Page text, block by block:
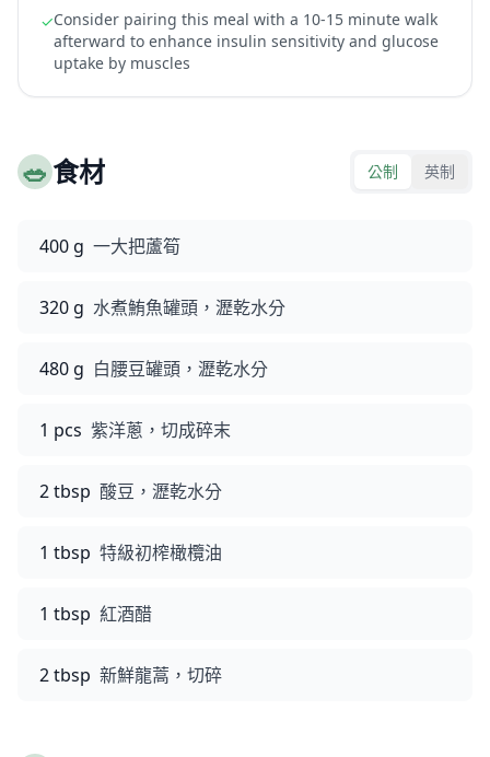
✓Consider pairing this meal with a 10-15 minute walk
afterward to enhance insulin sensitivity and glucose
uptake by muscles
🥗食材 公制 英制
400 g 一大把蘆筍
320 g 水煮鮪魚罐頭，瀝乾水分
480 g 白腰豆罐頭，瀝乾水分
1 pcs 紫洋蔥，切成碎末
2 tbsp 酸豆，瀝乾水分
1 tbsp 特級初榨橄欖油
1 tbsp 紅酒醋
2 tbsp 新鮮龍蒿，切碎